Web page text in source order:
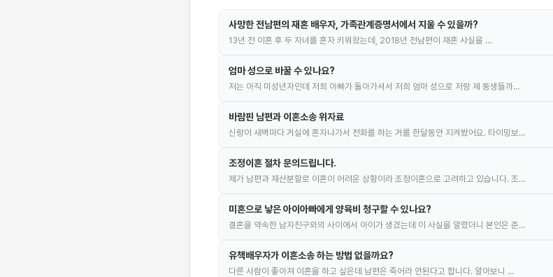
사망한 전남편의 재혼 배우자, 가족관계증명서에서 지울 수 있을까?
13년 전 이혼 후 두 자녀를 혼자 키워왔는데, 2018년 전남편이 재혼 사실을 …
엄마 성으로 바꿀 수 있나요?
저는 아직 미성년자인데 저희 아빠가 돌아가셔서 저희 엄마 성으로 저랑 제 동생들까…
바람핀 남편과 이혼소송 위자료
신랑이 새벽마다 거실에 혼자나가서 전화를 하는 거를 한달동안 지켜봤어요. 타이밍보…
조정이혼 절차 문의드립니다.
제가 남편과 재산분할로 이혼이 어려운 상황이라 조정이혼으로 고려하고 있습니다. 조…
미혼으로 낳은 아이아빠에게 양육비 청구할 수 있나요?
결혼을 약속한 남자친구와의 사이에서 아이가 생겼는데 이 사실을 알렸더니 본인은 준…
유책배우자가 이혼소송 하는 방법 없을까요?
다른 사람이 좋아져 이혼을 하고 싶은데 남편은 죽어라 안된다고 합니다. 알아보니 …